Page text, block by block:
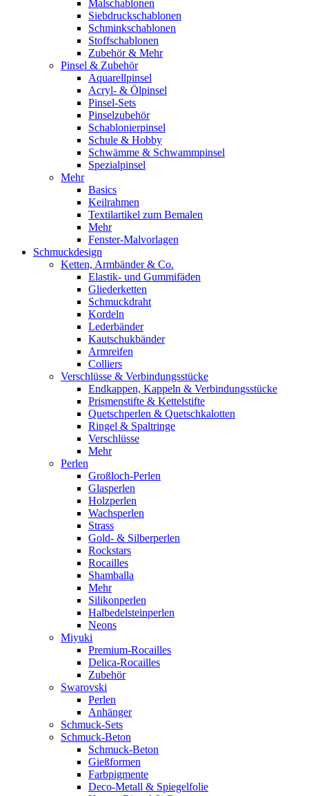
Malschablonen
Siebdruckschablonen
Schminkschablonen
Stoffschablonen
Zubehör & Mehr
Pinsel & Zubehör
Aquarellpinsel
Acryl- & Ölpinsel
Pinsel-Sets
Pinselzubehör
Schablonierpinsel
Schule & Hobby
Schwämme & Schwammpinsel
Spezialpinsel
Mehr
Basics
Keilrahmen
Textilartikel zum Bemalen
Mehr
Fenster-Malvorlagen
Schmuckdesign
Ketten, Armbänder & Co.
Elastik- und Gummifäden
Gliederketten
Schmuckdraht
Kordeln
Lederbänder
Kautschukbänder
Armreifen
Colliers
Verschlüsse & Verbindungsstücke
Endkappen, Kappeln & Verbindungsstücke
Prismenstifte & Kettelstifte
Quetschperlen & Quetschkalotten
Ringel & Spaltringe
Verschlüsse
Mehr
Perlen
Großloch-Perlen
Glasperlen
Holzperlen
Wachsperlen
Strass
Gold- & Silberperlen
Rockstars
Rocailles
Shamballa
Mehr
Silikonperlen
Halbedelsteinperlen
Neons
Miyuki
Premium-Rocailles
Delica-Rocailles
Zubehör
Swarovski
Perlen
Anhänger
Schmuck-Sets
Schmuck-Beton
Schmuck-Beton
Gießformen
Farbpigmente
Deco-Metall & Spiegelfolie